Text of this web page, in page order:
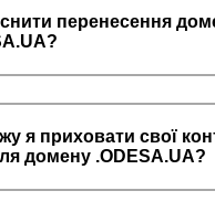
перенесення
я приховати свої
домену .ODESA.UA?